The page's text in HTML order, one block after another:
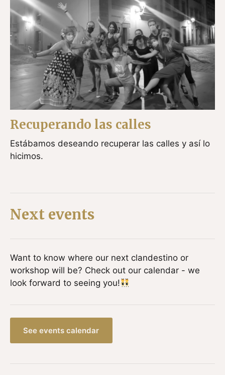
Recuperando las calles
Estábamos deseando recuperar las calles y así lo
hicimos.
Next events
Want to know where our next clandestino or
workshop will be? Check out our calendar - we
look forward to seeing you!
See events calendar